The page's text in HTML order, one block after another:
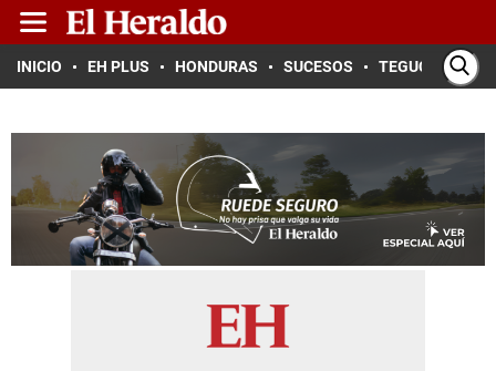
INICIO EH PLUS HONDURAS SUCESOS TEGUCIGALPA